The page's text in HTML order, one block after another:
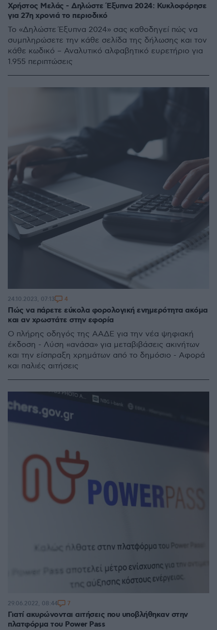
Χρήστος Μελάς - Δηλώστε Έξυπνα 2024: Κυκλοφόρησε
για 27η χρονιά το περιοδικό
Το «Δηλώστε Έξυπνα 2024» σας καθοδηγεί πώς να
συμπληρώσετε την κάθε σελίδα της δήλωσης και τον
κάθε κωδικό – Αναλυτικό αλφαβητικό ευρετήριο για
1.955 περιπτώσεις
Πώς να πάρετε εύκολα φορολογική ενημερότητα ακόμα
και αν χρωστάτε στην εφορία
Ο πλήρης οδηγός της ΑΑΔΕ για την νέα ψηφιακή
έκδοση - Λύση «ανάσα» για μεταβιβάσεις ακινήτων
και την είσπραξη χρημάτων από το δημόσιο - Αφορά
και παλιές αιτήσεις
24.10.2023, 07:13 4
Γιατί ακυρώνονται αιτήσεις που υποβλήθηκαν στην
πλατφόρμα του Power Pass
29.06.2022, 08:44 7